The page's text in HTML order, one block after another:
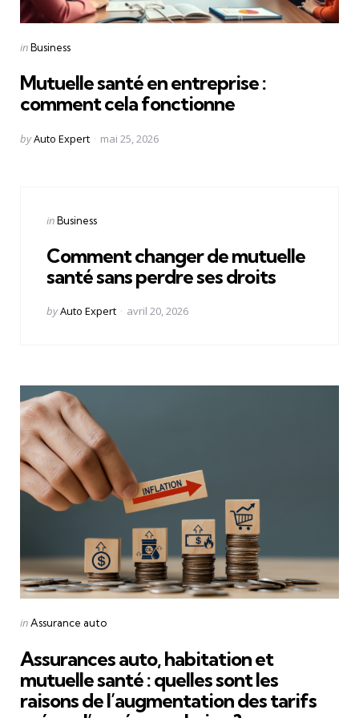
Categories
Posted
inBusiness
Mutuelle santé en entreprise :
comment cela fonctionne
Posted
byAuto Expert mai 25, 2026
Categories
Posted
inBusiness
Comment changer de mutuelle
santé sans perdre ses droits
Posted
byAuto Expert avril 20, 2026
Categories
Posted
inAssurance auto
Assurances auto, habitation et
mutuelle santé : quelles sont les
raisons de l’augmentation des tarifs